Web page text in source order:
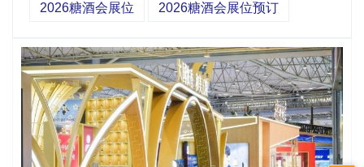
2026糖酒会展位
2026糖酒会展位预订